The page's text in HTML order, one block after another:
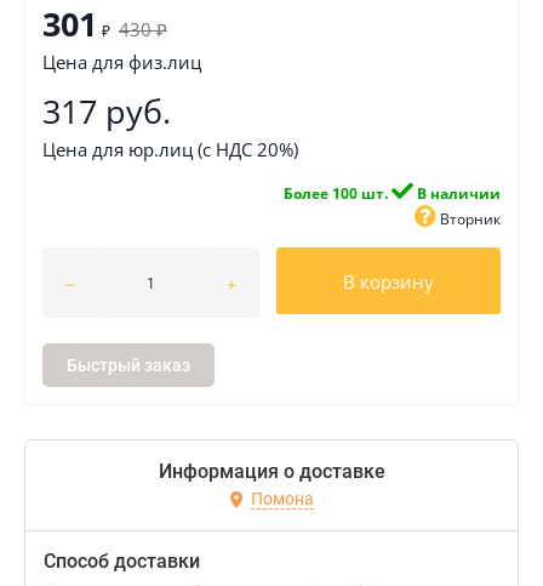
301 ₽ 430 ₽
Цена для физ.лиц
317 руб.
Цена для юр.лиц (с НДС 20%)
Более 100 шт.
В наличии
Вторник
В корзину
Быстрый заказ
Информация о доставке
Помона
Способ доставки